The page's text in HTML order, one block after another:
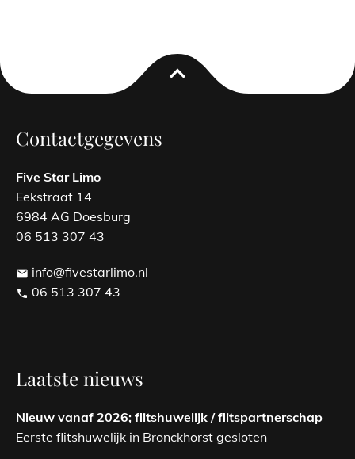
expand_less
Contactgegevens
Five Star Limo
Eekstraat 14
6984 AG Doesburg
06 513 307 43
email info@fivestarlimo.nl
phone 06 513 307 43
Laatste nieuws
Nieuw vanaf 2026; flitshuwelijk / flitspartnerschap
Eerste flitshuwelijk in Bronckhorst gesloten